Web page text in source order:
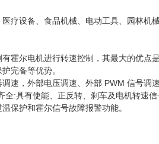
疗设备、食品机械、电动工具、园林机
霍尔电机进行转速控制，其最大的优
完备等优势。
速，外部电压调速、外部 PWM 信号调
全:具有使能、正反转、刹车及电机转速
保护和霍尔信号故障报警功能。